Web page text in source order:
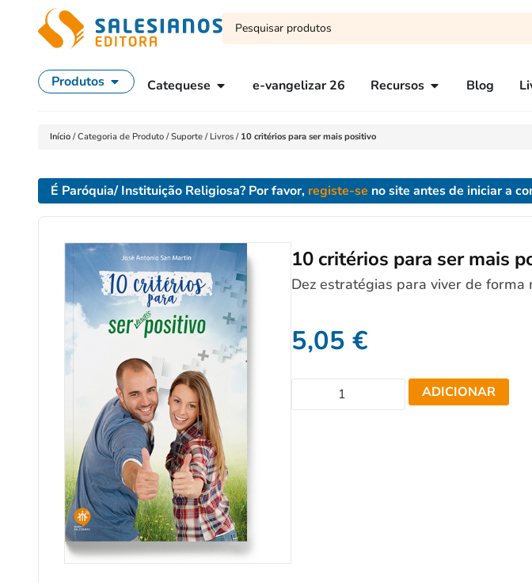
Produtos Catequese e-vangelizar 26 Recursos Blog
Início /Categoria de Produto /Suporte / Livros / 10 critérios para ser mais positivo
É Paróquia/ Instituição Religiosa? Por favor, registe-se no site antes de iniciar a
10 critérios para ser mais
Dez estratégias para viver de forma
5,05€
ADICIONAR